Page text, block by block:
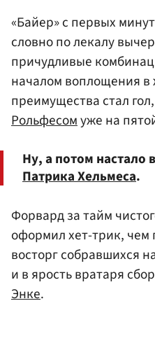
«Байер» с первых
словно по лекалу
причудливые
началом воплощения в
преимущества стал
Рольфесомуже на
Ну, а потом настало
Патрика Хельмеса.
Форвард за тайм
оформил хет-трик,
восторг собравшихся
и в ярость вратаря
Энке.